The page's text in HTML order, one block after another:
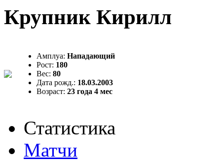
Крупник Кирилл
Амплуа: Нападающий
Рост: 180
Вес: 80
Дата рожд.: 18.03.2003
Возраст: 23 года 4 мес
Статистика
Матчи